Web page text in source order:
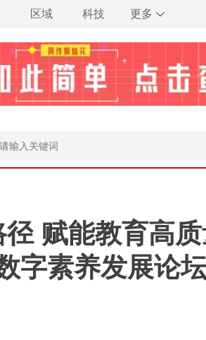
区域 科技 更多
赋能教育高
素养发展论